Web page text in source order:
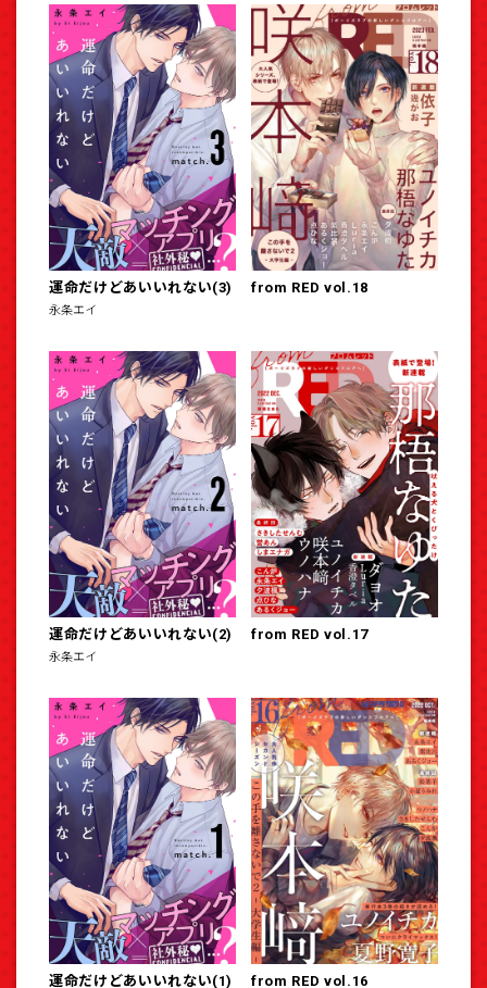
運命だけどあいいれない(3)
永条エイ
from RED vol.18
運命だけどあいいれない(2)
永条エイ
from RED vol.17
運命だけどあいいれない(1) from RED vol.16